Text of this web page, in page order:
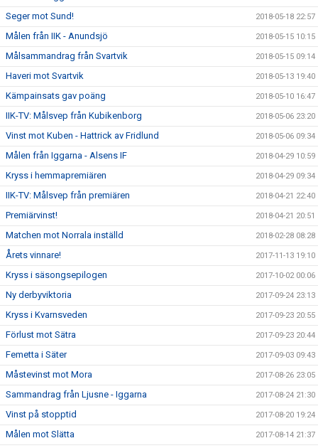
Seger mot Sund! 2018-05-18 22:57
Målen från IIK - Anundsjö 2018-05-15 10:15
Målsammandrag från Svartvik 2018-05-15 09:14
Haveri mot Svartvik 2018-05-13 19:40
Kämpainsats gav poäng 2018-05-10 16:47
IIK-TV: Målsvep från Kubikenborg 2018-05-06 23:20
Vinst mot Kuben - Hattrick av Fridlund 2018-05-06 09:34
Målen från Iggarna - Alsens IF 2018-04-29 10:59
Kryss i hemmapremiären 2018-04-29 09:34
IIK-TV: Målsvep från premiären 2018-04-21 22:40
Premiärvinst! 2018-04-21 20:51
Matchen mot Norrala inställd 2018-02-28 08:28
Årets vinnare! 2017-11-13 19:10
Kryss i säsongsepilogen 2017-10-02 00:06
Ny derbyviktoria 2017-09-24 23:13
Kryss i Kvarnsveden 2017-09-23 20:55
Förlust mot Sätra 2017-09-23 20:44
Femetta i Säter 2017-09-03 09:43
Måstevinst mot Mora 2017-08-26 23:05
Sammandrag från Ljusne - Iggarna 2017-08-24 21:30
Vinst på stopptid 2017-08-20 19:24
Målen mot Slätta 2017-08-14 21:37